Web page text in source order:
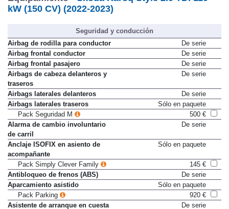
Equipamiento -Skoda Karoq Style 2.0 TDI 110
kW (150 CV) (2022-2023)
Seguridad y conducción
Airbag de rodilla para conductor
De serie
Airbag frontal conductor
De serie
Airbag frontal pasajero
De serie
Airbags de cabeza delanteros y
traseros
Airbags laterales delanteros
De serie
Airbags laterales traseros
Sólo en paquete
Pack Seguridad M
500 €
Alarma de cambio involuntario
de carril
Anclaje ISOFIX en asiento de
acompañante
Pack Simply Clever Family
145 €
Antibloqueo de frenos (ABS)
De serie
Aparcamiento asistido
Sólo en paquete
Pack Parking
920 €